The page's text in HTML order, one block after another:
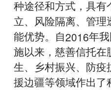
种途径和方式，具有
立、风险隔离、管理
能优势。自2016年
施以来，慈善信托在
生、乡村振兴、防疫
援边疆等领域作出了